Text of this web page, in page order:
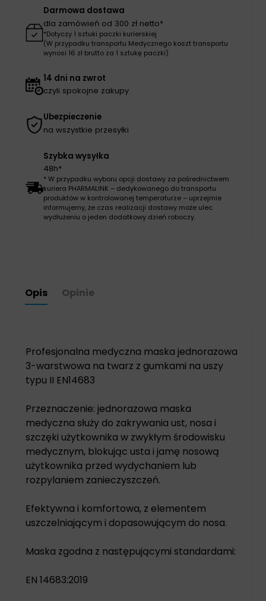
Darmowa dostawa
dla zamówień od 300 zł netto*
*Dotyczy 1 sztuki paczki kurierskiej
(W przypadku transportu Medycznego koszt transportu
wynosi 16 zł brutto za 1 sztukę paczki)
14 dni na zwrot
czyli spokojne zakupy
Ubezpieczenie
na wszystkie przesyłki
Szybka wysyłka
48h*
* W przypadku wyboru opcji dostawy za pośrednictwem
kuriera PHARMALINK – dedykowanego do transportu
produktów w kontrolowanej temperaturze – uprzejmie
informujemy, że czas realizacji dostawy może ulec
wydłużeniu o jeden dodatkowy dzień roboczy.
Opis Opinie
Profesjonalna medyczna maska jednorazowa
3-warstwowa ​​na twarz z gumkami na uszy
typu II EN14683
Przeznaczenie: jednorazowa maska ​​
medyczna służy do zakrywania ust, nosa i
szczęki użytkownika w zwykłym środowisku
medycznym, blokując usta i jamę nosową
użytkownika przed wydychaniem lub
rozpylaniem zanieczyszczeń.
Efektywna i komfortowa, z elementem
uszczelniającym i dopasowującym do nosa.
Maska zgodna z następującymi standardami:
EN 14683:2019